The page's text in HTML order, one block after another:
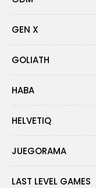
GEN X
GOLIATH
HABA
HELVETIQ
JUEGORAMA
LAST LEVEL GAMES